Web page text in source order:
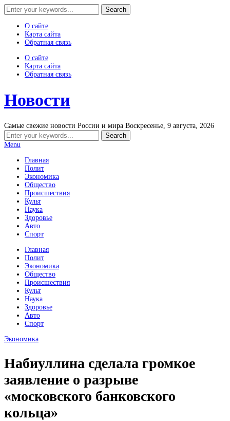
О сайте
Карта сайта
Обратная связь
О сайте
Карта сайта
Обратная связь
Новости
Самые свежие новости России и мира Воскресенье, 9 августа, 2026
Menu
Главная
Полит
Экономика
Общество
Происшествия
Культ
Наука
Здоровье
Авто
Спорт
Главная
Полит
Экономика
Общество
Происшествия
Культ
Наука
Здоровье
Авто
Спорт
Экономика
Набиуллина сделала громкое
заявление о разрыве
«московского банковского
кольца»